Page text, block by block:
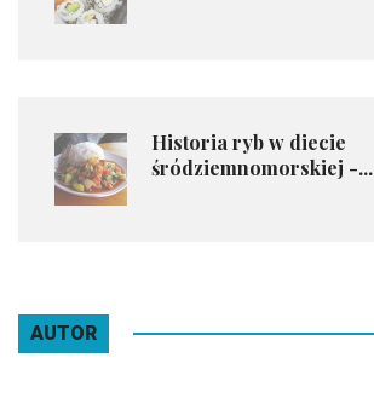
Historia ryb w diecie
śródziemnomorskiej -...
AUTOR